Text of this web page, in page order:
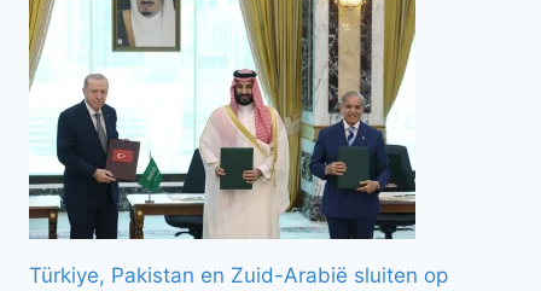
Türkiye, Pakistan en Zuid-Arabië sluiten op